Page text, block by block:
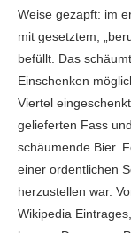
Weise gezapft: im
mit gesetztem,
befüllt. Das
Einschenken
Viertel
gelieferten Fass
schäumende Bier.
einer ordentlichen
herzustellen war.
Wikipedia